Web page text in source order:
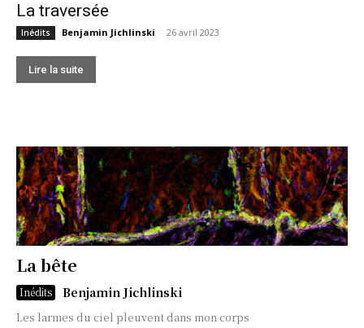
La traversée
Inédits Benjamin Jichlinski - 26 avril 2023
Lire la suite
La bête
Inédits Benjamin Jichlinski
Les larmes du ciel pleuvent dans mon corps